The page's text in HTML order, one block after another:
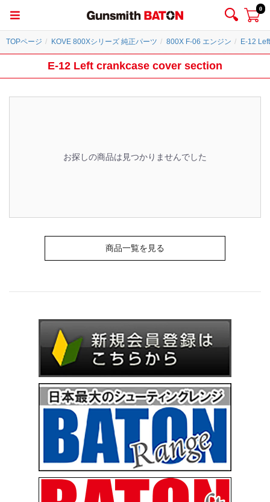
0
TOPページ KOVE 800Xシリーズ 純正パーツ 800X F-06 エンジン E-12
E-12 Left crankcase cover section
お探しの商品は見つかりませんでした
商品一覧を見る